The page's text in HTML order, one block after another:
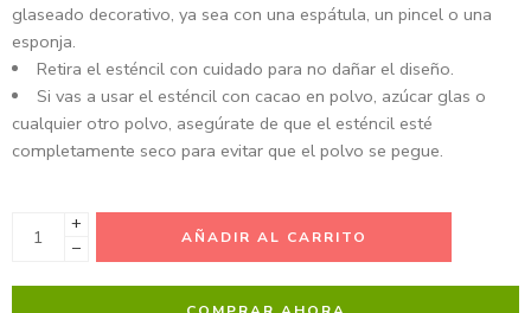
glaseado decorativo, ya sea con una espátula, un pincel o una
esponja.
Retira el esténcil con cuidado para no dañar el diseño.
Si vas a usar el esténcil con cacao en polvo, azúcar glas o
cualquier otro polvo, asegúrate de que el esténcil esté
completamente seco para evitar que el polvo se pegue.
+
−
AÑADIR AL CARRITO